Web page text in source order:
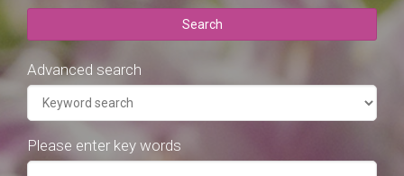
Search
Advanced search
Please enter key words